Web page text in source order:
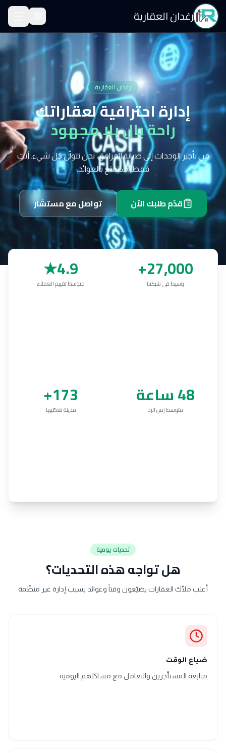
رغدان العقارية
رغدان العقارية
إدارة احترافية لعقاراتك
راحة بال بلا مجهود
من تأجير الوحدات إلى صيانة المرافق، نحن نتولّى كل شيء. أنت
فقط استمتع بالعوائد.
قدّم طلبك الآن تواصل مع مستشار
27,000+
وسيط في شبكتنا
4.9★
متوسط تقييم العملاء
48 ساعة
متوسط زمن الرد
173+
مدينة نغطّيها
تحديات يومية
هل تواجه هذه التحديات؟
أغلب ملّاك العقارات يضيّعون وقتاً وعوائد بسبب إدارة غير منظّمة
ضياع الوقت
متابعة المستأجرين والتعامل مع مشاكلهم اليومية